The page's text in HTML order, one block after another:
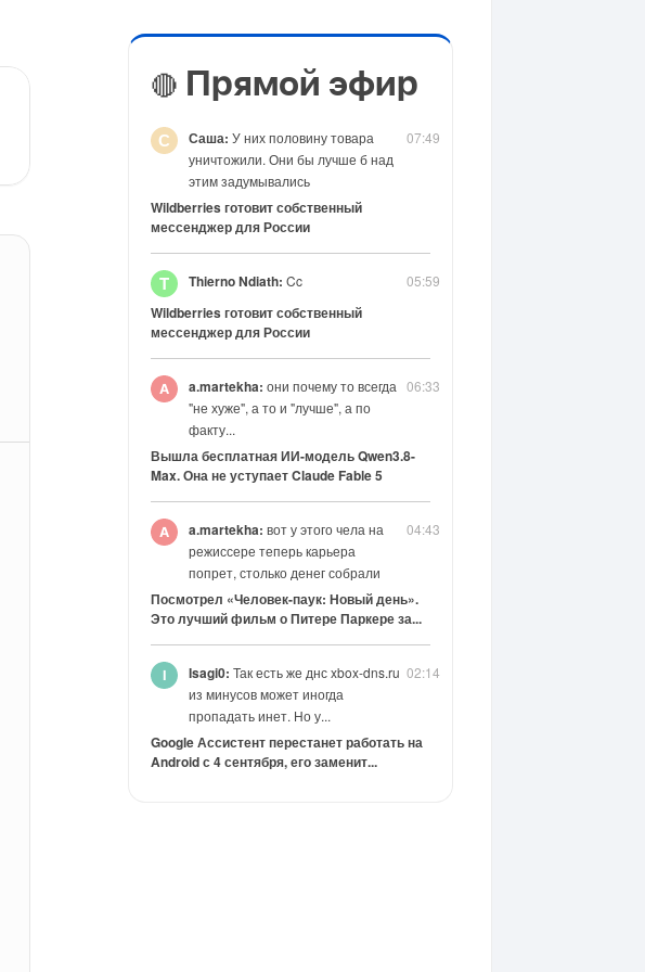
🔴 Прямой эфир
07:49
С Саша: У них половину товара
уничтожили. Они бы лучше б над
этим задумывались
Wildberries готовит собственный
мессенджер для России
05:59
T Thierno Ndiath: Cc
Wildberries готовит собственный
мессенджер для России
06:33
a.martekha: они почему то всегда
"не хуже", а то и "лучше", а по
факту...
Вышла бесплатная ИИ-модель Qwen3.8-
Max. Она не уступает Claude Fable 5
04:43
a.martekha: вот у этого чела на
режиссере теперь карьера
попрет, столько денег собрали
Посмотрел «Человек-паук: Новый день».
Это лучший фильм о Питере Паркере за...
02:14
Isagi0: Так есть же днс xbox-dns.ru
из минусов может иногда
пропадать инет. Но у...
Google Ассистент перестанет работать на
Android с 4 сентября, его заменит...